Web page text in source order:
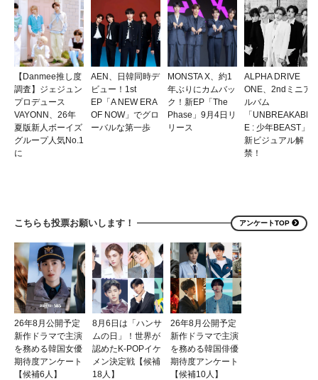
【Danmee推し度
調査】ジェジュン
プロデュース
VAYONN、26年
夏版新人ボーイズ
グループ人気No.1
に
AEN、日韓同時デ
ビュー！1st
EP「A NEW ERA
OF NOW」でグロ
ーバルな第一歩
MONSTA X、約1
年ぶりにカムバッ
ク！新EP「The
Phase」9月4日リ
リース
ALPHA DRIVE
ONE、2ndミニア
ルバム
「UNBREAKABL
E : 少年BEAST」
新ビジュアル解
禁！
こちらも投票お願いします！ アンケートTOP
26年8月公開予定
新作ドラマで主演
を務める韓国女優
期待度アンケート
【候補6人】
8月6日は「ハンサ
ムの日」！世界が
認めたK-POPイケ
メン決定戦【候補
18人】
26年8月公開予定
新作ドラマで主演
を務める韓国俳優
期待度アンケート
【候補10人】